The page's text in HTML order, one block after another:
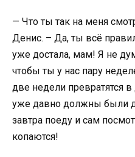
— Что ты так на меня
Денис. – Да, ты всё
уже достала, мам! Я не
чтобы ты у нас пару
две недели превратятся
уже давно должны были
завтра поеду и сам
копаются!